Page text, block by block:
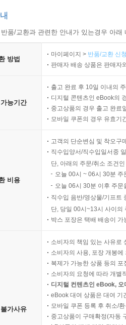
품/교환과 관련한 안내가 있는경우 아
방법
마이페이지 > 반품/교환 신
판매자 배송 상품은 판매자
능기간
출고 완료 후 10일 이내의
디지털 콘텐츠인 eBook의
중고상품의 경우 출고 완료
모바일 쿠폰의 경우 유효기
비용
고객의 단순변심 및 착오구
직수입양서/직수입일서중
단, 아래의 주문/취소 조건
오늘 00시 ~ 06시 30분
오늘 06시 30분 이후 주
직수입 음반/영상물/기프트
단, 당일 00시~13시 사이의
박스 포장은 택배 배송이
가사유
소비자의 책임 있는 사유로
소비자의 사용, 포장 개봉
복제가 가능한 상품 등의
소비자의 요청에 따라 개별
디지털 컨텐츠인 eBook,
eBook 대여 상품은 대여 기
모바일 쿠폰 등록 후 취소/
중고상품이 구매확정(자동